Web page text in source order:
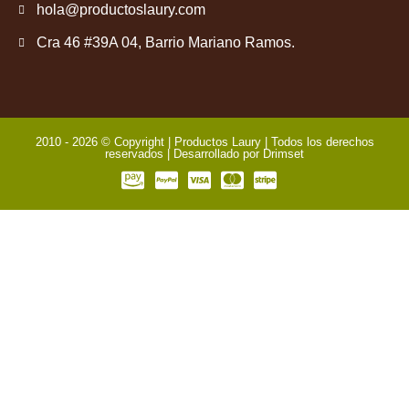
hola@productoslaury.com
Cra 46 #39A 04, Barrio Mariano Ramos.
2010 - 2026 © Copyright | Productos Laury | Todos los derechos
reservados | Desarrollado por Drimset